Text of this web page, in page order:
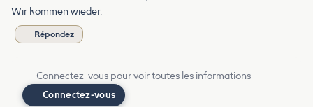
Wir kommen wieder.
Répondez
Connectez-vous pour voir toutes les informations
Connectez-vous